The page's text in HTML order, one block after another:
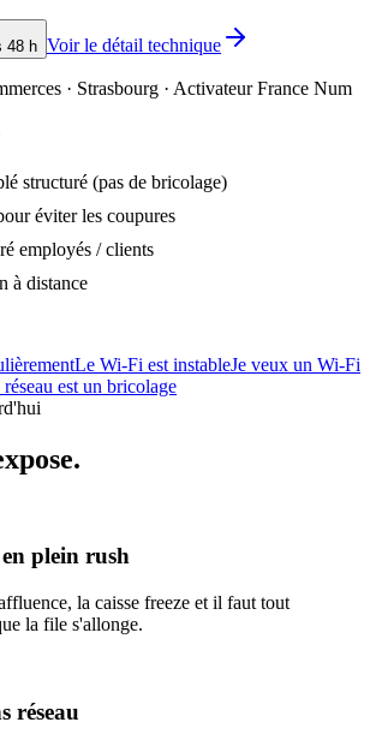
48 h Voir le détail technique
· Strasbourg · Activateur France Num
structuré (pas de bricolage)
éviter les coupures
employés / clients
à distance
Le Wi-Fi est instableJe veux un Wi-Fi
est un bricolage
plein rush
la caisse freeze et il faut tout
la file s'allonge.
réseau